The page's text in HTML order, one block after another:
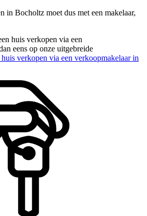
in Bocholtz moet dus met een makelaar,
huis verkopen via een
eens op onze uitgebreide
huis verkopen via een verkoopmakelaar in